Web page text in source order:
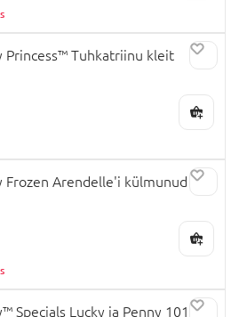
Princess™ Tuhkatriinu kleit
Frozen Arendelle'i külmunud
Specials Lucky ja Penny 101